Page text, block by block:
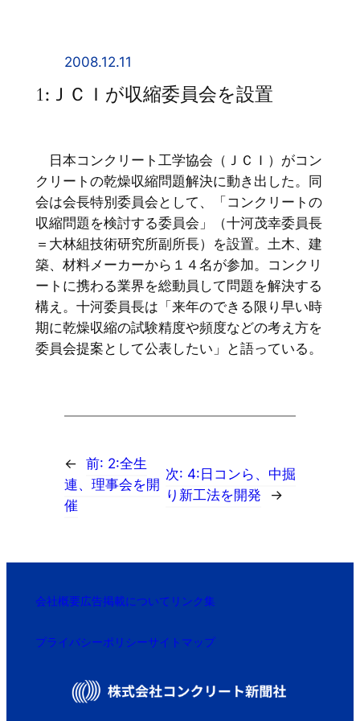
2008.12.11
1:ＪＣＩが収縮委員会を設置
日本コンクリート工学協会（ＪＣＩ）がコン
クリートの乾燥収縮問題解決に動き出した。同
会は会長特別委員会として、「コンクリートの
収縮問題を検討する委員会」（十河茂幸委員長
＝大林組技術研究所副所長）を設置。土木、建
築、材料メーカーから１４名が参加。コンクリ
ートに携わる業界を総動員して問題を解決する
構え。十河委員長は「来年のできる限り早い時
期に乾燥収縮の試験精度や頻度などの考え方を
委員会提案として公表したい」と語っている。
← 前: 2:全生
連、理事会を開
催
次: 4:日コンら、中掘
り新工法を開発
→
会社概要広告掲載について リンク集
プライバシーポリシーサイトマップ